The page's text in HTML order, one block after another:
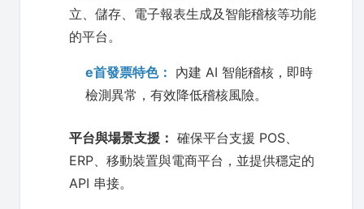
立、儲存、電子報表生成及智能稽核等功能
的平台。
e首發票特色： 內建 AI 智能稽核，即時
檢測異常，有效降低稽核風險。
平台與場景支援： 確保平台支援 POS、
ERP、移動裝置與電商平台，並提供穩定的
API 串接。